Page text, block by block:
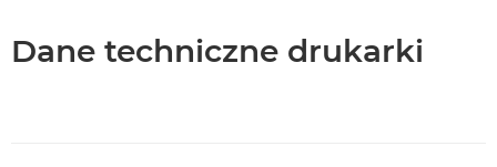
Dane techniczne drukarki